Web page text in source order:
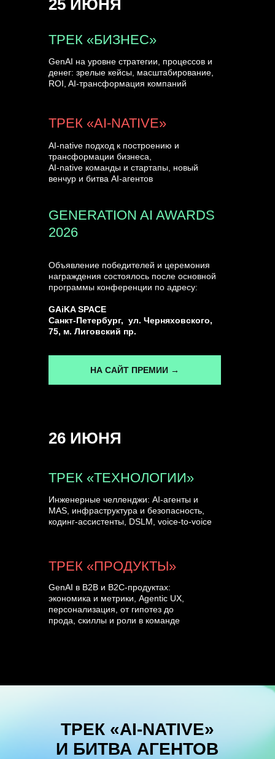
Объявление победителей и церемония
награждения состоялось после основной
программы конференции по адресу:
GAiKA SPACE
Санкт-Петербург, ул. Черняховского,
75, м. Лиговский пр.
ТРЕК «БИЗНЕС»
GENERATION AI AWARDS
2026
GenAI на уровне стратегии, процессов и
денег: зрелые кейсы, масштабирование,
ROI, AI-трансформация компаний
AI-native подход к построению и
трансформации бизнеса,
AI-native команды и стартапы, новый
венчур и битва AI-агентов
ТРЕК «AI-NATIVE»
25 ИЮНЯ
26 ИЮНЯ
ТРЕК «ПРОДУКТЫ»
GenAI в B2B и B2C-продуктах:
экономика и метрики, Agentic UX,
персонализация, от гипотез до
прода, скиллы и роли в команде
Инженерные челленджи: AI-агенты и
MAS, инфраструктура и безопасность,
кодинг-ассистенты, DSLM, voice-to-voice
ТРЕК «ТЕХНОЛОГИИ»
НА САЙТ ПРЕМИИ →
УЗНАТЬ БОЛЬШЕ
ГЕНЕРАЛЬНЫЙ ИНФОПАРТНЕР
CONVERSATIONS